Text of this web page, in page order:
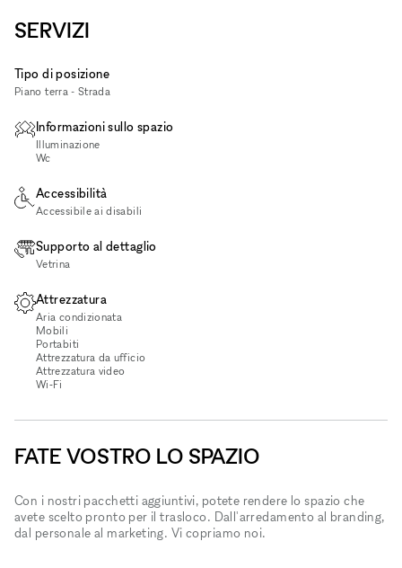
SERVIZI
Tipo di posizione
Piano terra - Strada
Informazioni sullo spazio
Illuminazione
Wc
Accessibilità
Accessibile ai disabili
Supporto al dettaglio
Vetrina
Attrezzatura
Aria condizionata
Mobili
Portabiti
Attrezzatura da ufficio
Attrezzatura video
Wi‑Fi
FATE VOSTRO LO SPAZIO
Con i nostri pacchetti aggiuntivi, potete rendere lo spazio che
avete scelto pronto per il trasloco. Dall'arredamento al branding,
dal personale al marketing. Vi copriamo noi.